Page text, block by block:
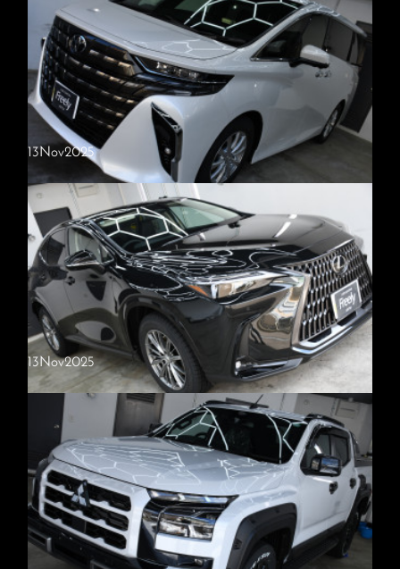
トヨタ・アルファード
【施工内容】・新車限定コース（セラミックトップコート2種〈2
層〉）・窓ガラス撥水（全面）トヨタ・アルファード ご入庫いただき
ました。今回は新車でのご入庫です。新車限定コースは研磨を行わな…
13Nov2025
レクサス・NX
【施工内容】・Freelyプロプレミアム（3層セラミックコーティン
グ）・窓ガラス撥水（全面）・内装コーティングレクサス・NX ご入庫
いただきました。今回は新車でのご入庫でしたが、ボディ全体にポツ…
13Nov2025